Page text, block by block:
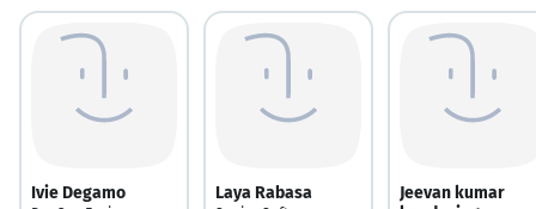
Ivie Degamo Laya Rabasa
Jeevan kumar